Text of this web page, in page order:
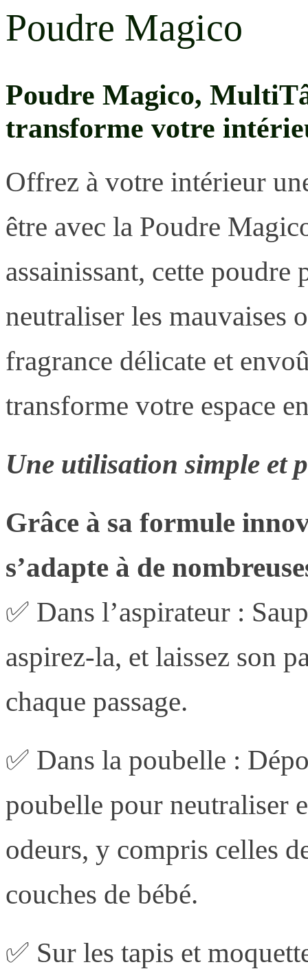
Poudre Magico
Poudre Magico,
transforme votre
Offrez à votre intérieur
être avec la Poudre
assainissant, cette poudre
neutraliser les mauvaises
fragrance délicate et
transforme votre espace
Une utilisation simple et
Grâce à sa formule
s’adapte à de
✅ Dans l’aspirateur :
aspirez-la, et laissez son
chaque passage.
✅ Dans la poubelle :
poubelle pour neutraliser
odeurs, y compris celles
couches de bébé.
✅ Sur les tapis et